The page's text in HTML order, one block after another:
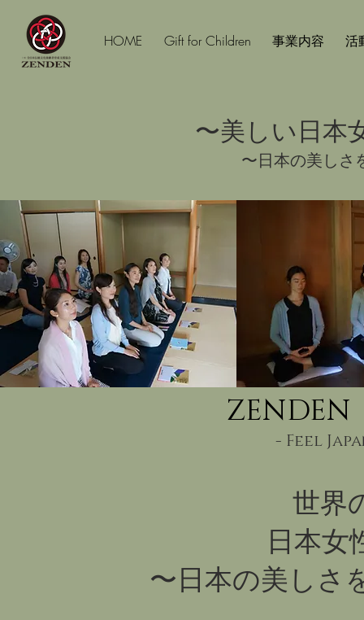
HOME Gift for Children 事業内容 活
〜美しい日本
〜日本の美しさ
- Feel
世界
日本女
〜日本の美しさ